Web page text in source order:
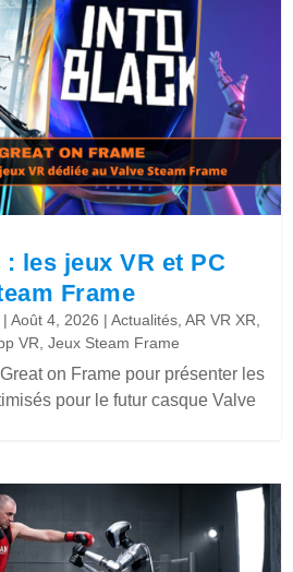
les jeux VR et PC
Frame
|Août 4, 2026 |Actualités ,AR VR XR
VR ,Jeux Steam Frame
on Frame pour présenter les
pour le futur casque Valve